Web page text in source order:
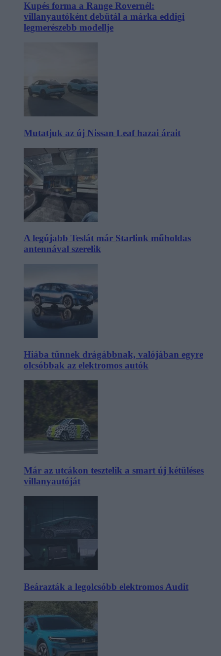
Kupés forma a Range Rovernél:
villanyautóként debütál a márka eddigi
legmerészebb modellje
Mutatjuk az új Nissan Leaf hazai árait
A legújabb Teslát már Starlink műholdas
antennával szerelik
Hiába tűnnek drágábbnak, valójában egyre
olcsóbbak az elektromos autók
Már az utcákon tesztelik a smart új kétüléses
villanyautóját
Beárazták a legolcsóbb elektromos Audit